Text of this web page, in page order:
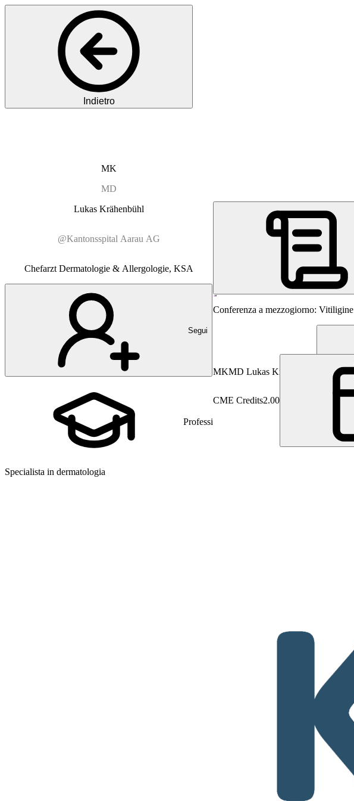
Indietro
MK
MD
Lukas Krähenbühl
@Kantonsspital Aarau AG
Chefarzt Dermatologie & Allergologie, KSA
Segui
Professione
Specialista in dermatologia
Dermatologia
CME Credits2.00
Conferenza a mezzogiorno: Vitiligine
MKMD Lukas Krähenbühl